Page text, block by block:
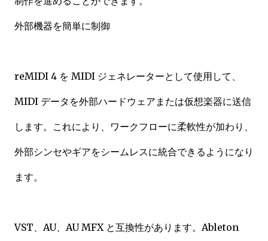
外部機器を簡単に制御
reMIDI 4 を MIDI ジェネレーターとして使用して、
MIDI データを外部ハードウェアまたは仮想楽器に送信
します。これにより、ワークフローに柔軟性が加わり、
外部シンセやギアをシームレスに統合できるようになり
ます。
VST、AU、AU MFX と互換性があります。Ableton